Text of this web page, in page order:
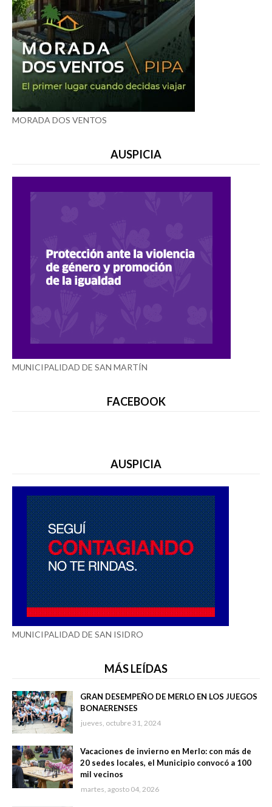
MORADA DOS VENTOS
AUSPICIA
MUNICIPALIDAD DE SAN MARTÍN
FACEBOOK
AUSPICIA
MUNICIPALIDAD DE SAN ISIDRO
MÁS LEÍDAS
GRAN DESEMPEÑO DE MERLO EN LOS JUEGOS
BONAERENSES
jueves, octubre 31, 2024
Vacaciones de invierno en Merlo: con más de
20 sedes locales, el Municipio convocó a 100
mil vecinos
martes, agosto 04, 2026